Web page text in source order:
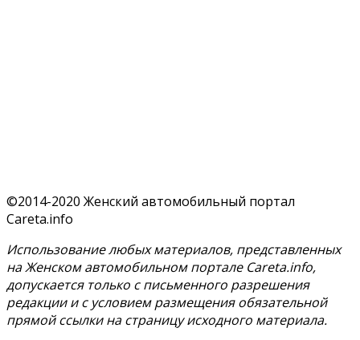
©2014-2020 Женский автомобильный портал
Careta.info
Использование любых материалов, представленных
на Женском автомобильном портале Careta.info,
допускается только с письменного разрешения
редакции и с условием размещения обязательной
прямой ссылки на страницу исходного материала.